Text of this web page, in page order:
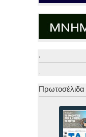
.
.
Πρωτοσέλιδα